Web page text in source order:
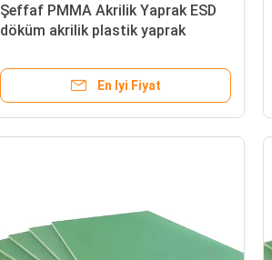
Şeffaf PMMA Akrilik Yaprak ESD
döküm akrilik plastik yaprak
En Iyi Fiyat